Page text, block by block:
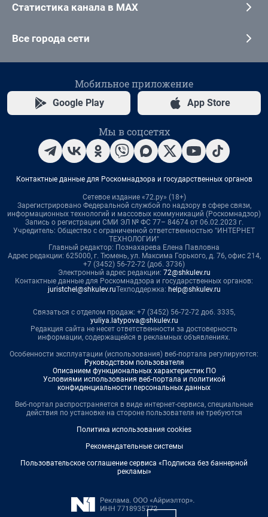
Статистика канала в MAX
Все города сети
Мобильное приложение
Google Play App Store
Мы в соцсетях
Контактные данные для Роскомнадзора и государственных органов
Сетевое издание «72.ру» (18+)
Зарегистрировано Федеральной службой по надзору в сфере связи,
информационных технологий и массовых коммуникаций (Роскомнадзор)
Запись о регистрации СМИ ЭЛ № ФС 77– 84674 от 06.02.2023 г.
Учредитель: Общество с ограниченной ответственностью "ИНТЕРНЕТ
ТЕХНОЛОГИИ"
Главный редактор: Познахарева Елена Павловна
Адрес редакции: 625000, г. Тюмень, ул. Максима Горького, д. 76, офис 214,
+7 (3452) 56-72-72 (доб. 3736)
Электронный адрес редакции: 72@shkulev.ru
Контактные данные для Роскомнадзора и государственных органов:
juristchel@shkulev.ruТехподдержка: help@shkulev.ru
Связаться с отделом продаж: +7 (3452) 56-72-72 доб. 3335,
yuliya.latypova@shkulev.ru
Редакция сайта не несет ответственности за достоверность
информации, содержащейся в рекламных объявлениях.
Особенности эксплуатации (использования) веб-портала регулируются:
Руководством пользователя
Описанием функциональных характеристик ПО
Условиями использования веб-портала и политикой
конфиденциальности персональных данных
Веб-портал распространяется в виде интернет-сервиса, специальные
действия по установке на стороне пользователя не требуются
Политика использования cookies
Рекомендательные системы
Пользовательское соглашение сервиса «Подписка без баннерной
рекламы»